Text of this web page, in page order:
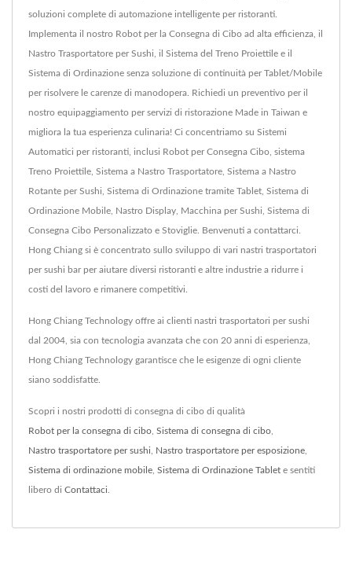
soluzioni complete di automazione intelligente per ristoranti.
Implementa il nostro Robot per la Consegna di Cibo ad alta efficienza, il
Nastro Trasportatore per Sushi, il Sistema del Treno Proiettile e il
Sistema di Ordinazione senza soluzione di continuità per Tablet/Mobile
per risolvere le carenze di manodopera. Richiedi un preventivo per il
nostro equipaggiamento per servizi di ristorazione Made in Taiwan e
migliora la tua esperienza culinaria! Ci concentriamo su Sistemi
Automatici per ristoranti, inclusi Robot per Consegna Cibo, sistema
Treno Proiettile, Sistema a Nastro Trasportatore, Sistema a Nastro
Rotante per Sushi, Sistema di Ordinazione tramite Tablet, Sistema di
Ordinazione Mobile, Nastro Display, Macchina per Sushi, Sistema di
Consegna Cibo Personalizzato e Stoviglie. Benvenuti a contattarci.
Hong Chiang si è concentrato sullo sviluppo di vari nastri trasportatori
per sushi bar per aiutare diversi ristoranti e altre industrie a ridurre i
costi del lavoro e rimanere competitivi.
Hong Chiang Technology offre ai clienti nastri trasportatori per sushi
dal 2004, sia con tecnologia avanzata che con 20 anni di esperienza,
Hong Chiang Technology garantisce che le esigenze di ogni cliente
siano soddisfatte.
Scopri i nostri prodotti di consegna di cibo di qualità
Robot per la consegna di cibo Sistema di consegna di cibo
Nastro trasportatore per sushi Nastro trasportatore per esposizione
Sistema di ordinazione mobile Sistema di Ordinazione Tablet e sentiti
libero di Contattaci